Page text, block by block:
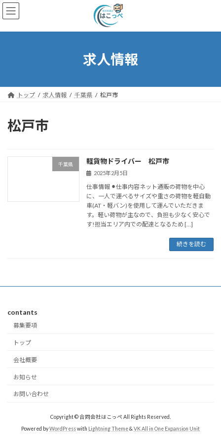
求人情報
トップ 求人情報 千葉県 松戸市
松戸市
千葉県 軽貨物ドライバー 松戸市
2025年2月5日
仕事情報 ⚫︎仕事内容ネット通販の荷物を中心
に、一人で運べるサイズや重さの荷物を軽自動
車(AT・軽バン)を使用して運んでいただきま
す。軽い荷物が主なので、負担も少なく安心で
す!担当エリア内での配達となるため […]
続きを読む
contants
募集要項
トップ
会社概要
お知らせ
お問い合わせ
Copyright © 合同会社はこっぺ All Rights Reserved.
Powered byWordPresswith Lightning Theme& VK All in One Expansion Unit